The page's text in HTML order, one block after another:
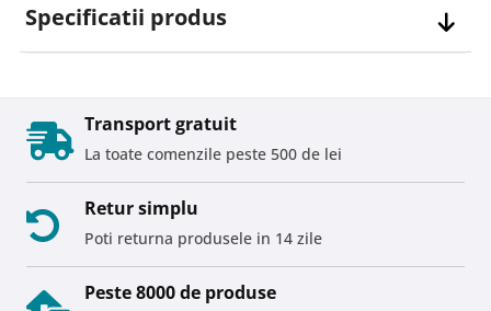
Specificatii produs
Transport gratuit
La toate comenzile peste 500 de lei
Retur simplu
Poti returna produsele in 14 zile
Peste 8000 de produse